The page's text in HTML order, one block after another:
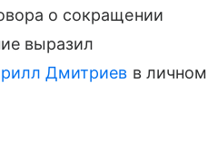
о сокращении
выразил
Дмитриев в личном